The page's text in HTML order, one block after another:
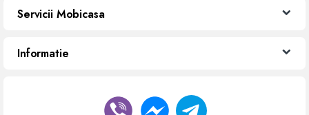
Servicii Mobicasa
Informatie